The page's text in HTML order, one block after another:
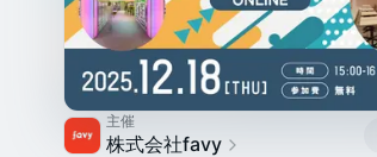
主催
株式会社favy